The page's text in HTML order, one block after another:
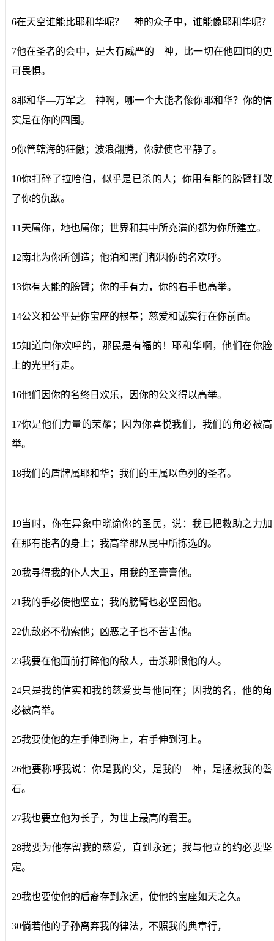
6在天空谁能比耶和华呢？ 神的众子中，谁能像耶和华呢？
7他在圣者的会中，是大有威严的 神，比一切在他四围的更
可畏惧。
8耶和华―万军之 神啊，哪一个大能者像你耶和华？你的信
实是在你的四围。
9你管辖海的狂傲；波浪翻腾，你就使它平静了。
10你打碎了拉哈伯，似乎是已杀的人；你用有能的膀臂打散
了你的仇敌。
11天属你，地也属你；世界和其中所充满的都为你所建立。
12南北为你所创造；他泊和黑门都因你的名欢呼。
13你有大能的膀臂；你的手有力，你的右手也高举。
14公义和公平是你宝座的根基；慈爱和诚实行在你前面。
15知道向你欢呼的，那民是有福的！耶和华啊，他们在你脸
上的光里行走。
16他们因你的名终日欢乐，因你的公义得以高举。
17你是他们力量的荣耀；因为你喜悦我们，我们的角必被高
举。
18我们的盾牌属耶和华；我们的王属以色列的圣者。
19当时，你在异象中晓谕你的圣民，说：我已把救助之力加
在那有能者的身上；我高举那从民中所拣选的。
20我寻得我的仆人大卫，用我的圣膏膏他。
21我的手必使他坚立；我的膀臂也必坚固他。
22仇敌必不勒索他；凶恶之子也不苦害他。
23我要在他面前打碎他的敌人，击杀那恨他的人。
24只是我的信实和我的慈爱要与他同在；因我的名，他的角
必被高举。
25我要使他的左手伸到海上，右手伸到河上。
26他要称呼我说：你是我的父，是我的 神，是拯救我的磐
石。
27我也要立他为长子，为世上最高的君王。
28我要为他存留我的慈爱，直到永远；我与他立的约必要坚
定。
29我也要使他的后裔存到永远，使他的宝座如天之久。
30倘若他的子孙离弃我的律法，不照我的典章行，